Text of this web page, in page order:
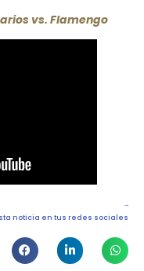
vs. Flamengo
noticia en tus redes sociales